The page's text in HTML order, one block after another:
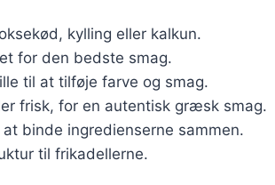
kylling eller kalkun.
for den bedste smag.
til at tilføje farve og smag.
frisk, for en autentisk græsk smag.
at binde ingredienserne sammen.
til frikadellerne.